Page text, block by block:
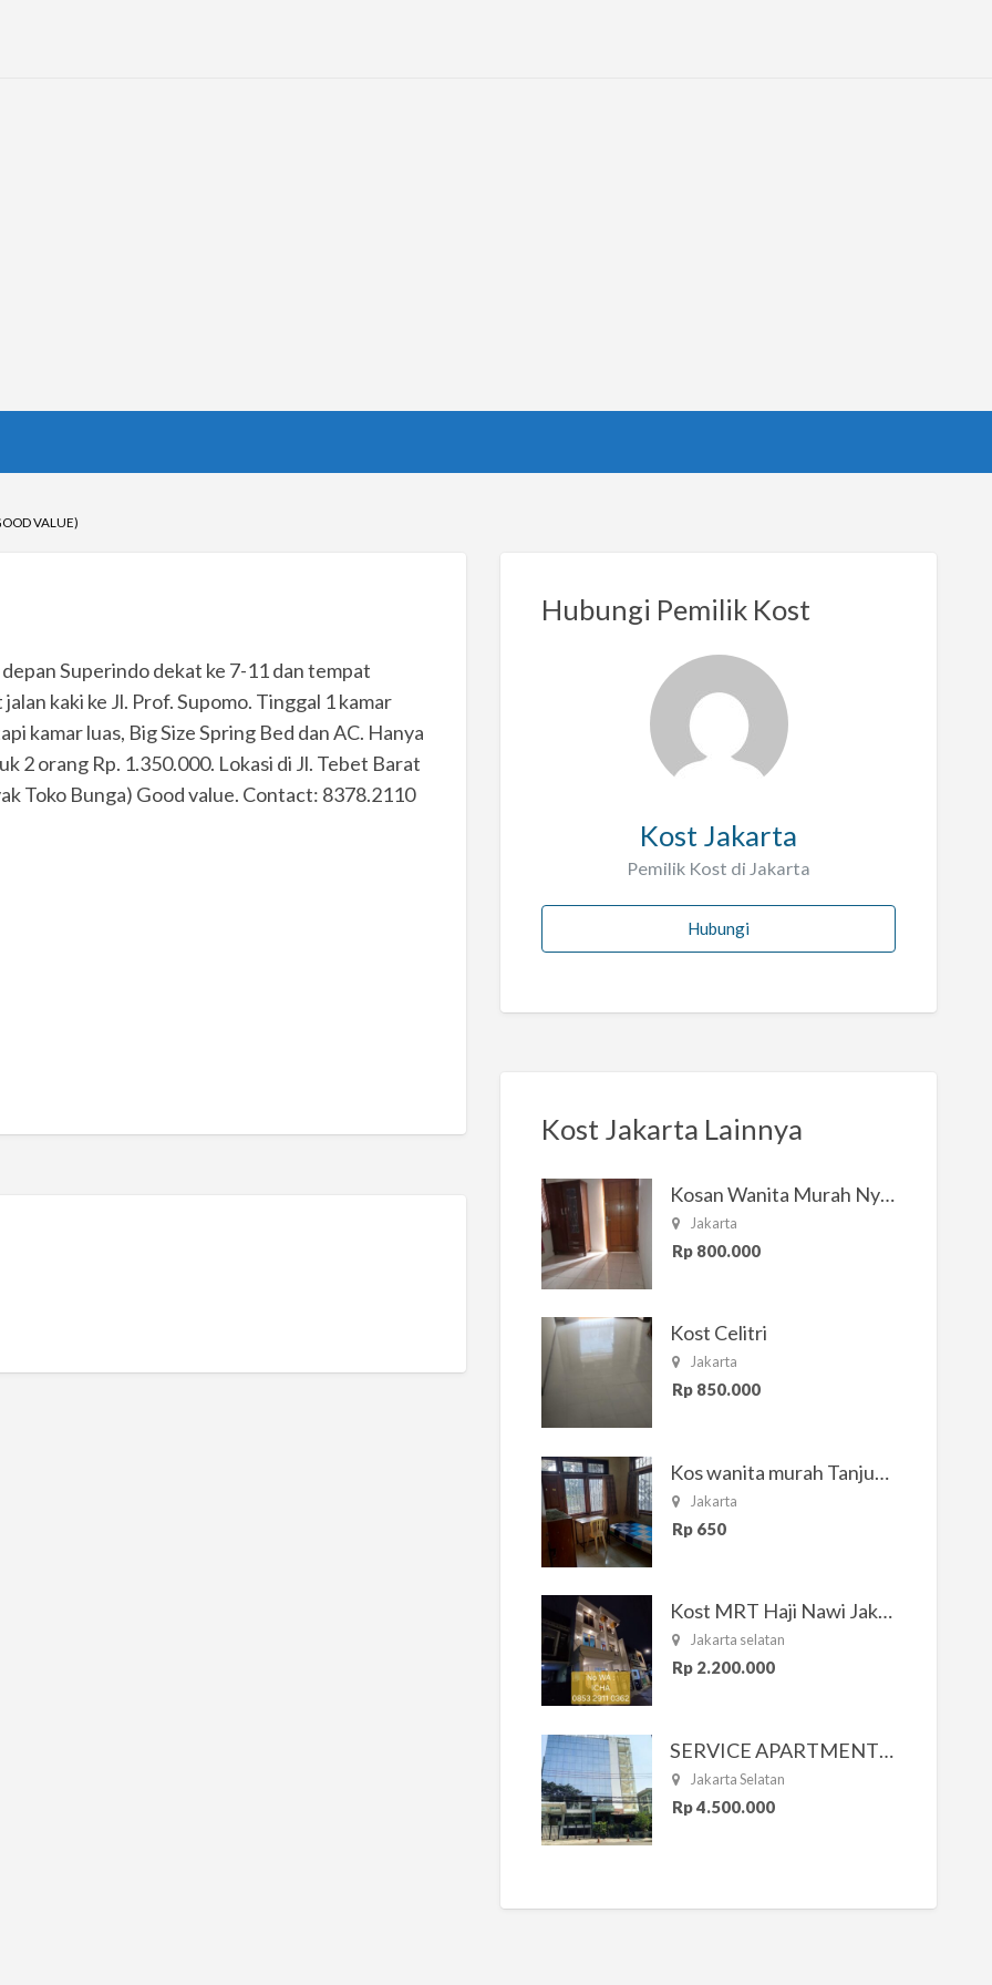
VALUE)
Superindo dekat ke 7-11 dan tempat
kaki ke Jl. Prof. Supomo. Tinggal 1 kamar
kamar luas, Big Size Spring Bed dan AC. Hanya
2 orang Rp. 1.350.000. Lokasi di Jl. Tebet Barat
Toko Bunga) Good value. Contact: 8378.2110
Hubungi Pemilik Kost
Kost Jakarta
Pemilik Kost di Jakarta
Hubungi
Kost Jakarta Lainnya
Kosan Wanita Murah Nyaman di Jakarta Selatan
Jakarta
Rp 800.000
Kost Celitri
Jakarta
Rp 850.000
Kos wanita murah Tanjung Duren Jakarta Barat
Jakarta
Rp 650
Kost MRT Haji Nawi Jakarta Selatan
Jakarta selatan
Rp 2.200.000
SERVICE APARTMENT SOUTH RESIDENCE
Jakarta Selatan
Rp 4.500.000